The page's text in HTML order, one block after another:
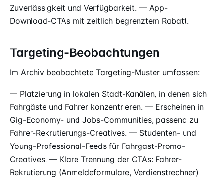
Zuverlässigkeit und Verfügbarkeit. — App-
Download-CTAs mit zeitlich begrenztem Rabatt.
Targeting-Beobachtungen
Im Archiv beobachtete Targeting-Muster umfassen:
— Platzierung in lokalen Stadt-Kanälen, in denen sich
Fahrgäste und Fahrer konzentrieren. — Erscheinen in
Gig-Economy- und Jobs-Communities, passend zu
Fahrer-Rekrutierungs-Creatives. — Studenten- und
Young-Professional-Feeds für Fahrgast-Promo-
Creatives. — Klare Trennung der CTAs: Fahrer-
Rekrutierung (Anmeldeformulare, Verdienstrechner)